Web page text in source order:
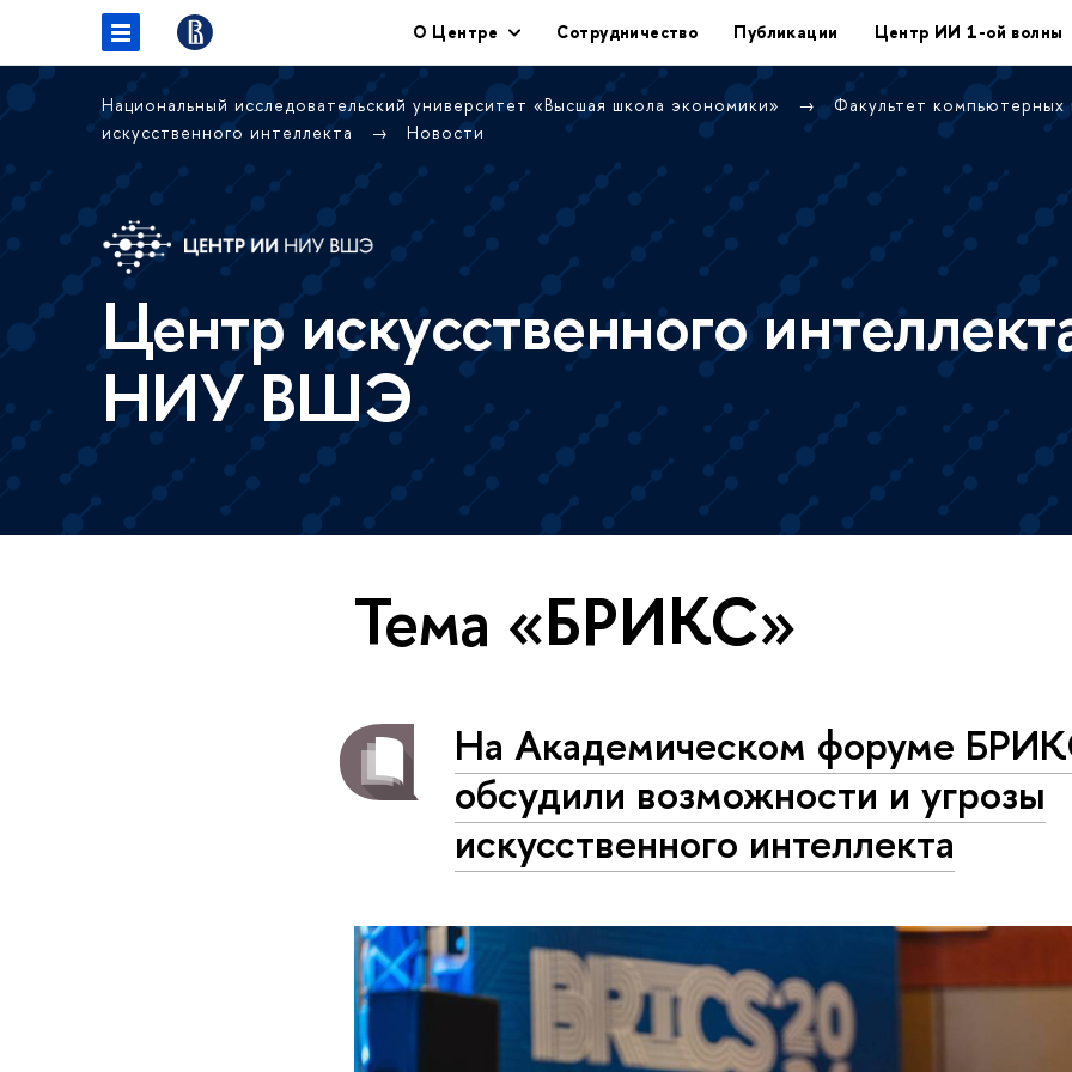
О Центре Сотрудничество Публикации Центр ИИ 1-ой волны
Национальный исследовательский университет «Высшая школа экономики»
Факультет компьютерных
искусственного интеллекта
Новости
Центр искусственного
НИУ ВШЭ
Тема «БРИКС»
На Академическом форуме
обсудили возможности и угрозы
искусственного интеллекта